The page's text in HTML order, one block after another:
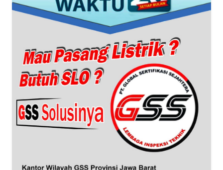
BANTEN
WN
KEPRI
WN
PAPUA
BARAT